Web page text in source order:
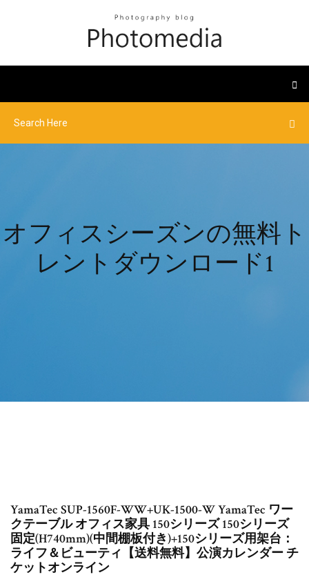
オフィスシーズンの無料ト
レントダウンロード1
YamaTec SUP-1560F-WW+UK-1500-W YamaTec ワー
クテーブル オフィス家具 150シリーズ 150シリーズ
固定(H740mm)(中間棚板付き)+150シリーズ用架台：
ライフ＆ビューティ【送料無料】公演カレンダー チ
ケットオンライン